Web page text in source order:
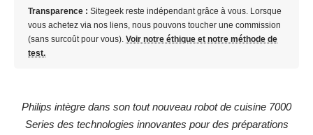
Transparence : Sitegeek reste indépendant grâce à vous. Lorsque
vous achetez via nos liens, nous pouvons toucher une commission
(sans surcoût pour vous). Voir notre éthique et notre méthode de
test.
Philips intègre dans son tout nouveau robot de cuisine 7000
Series des technologies innovantes pour des préparations